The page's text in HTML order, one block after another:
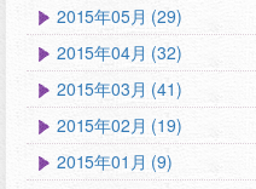
2015年05月 (29)
2015年04月 (32)
2015年03月 (41)
2015年02月 (19)
2015年01月 (9)